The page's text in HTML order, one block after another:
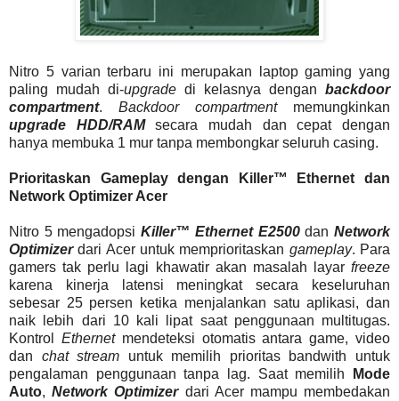
Nitro 5 varian terbaru ini merupakan laptop gaming yang
paling mudah di-upgrade di kelasnya dengan backdoor
compartment. Backdoor compartmentmemungkinkan
upgrade HDD/RAMsecara mudah dan cepat dengan
hanya membuka 1 mur tanpa membongkar seluruh casing.
Prioritaskan Gameplay dengan Killer™ Ethernet dan
Network Optimizer Acer
Nitro 5 mengadopsiKiller™ Ethernet E2500danNetwork
Optimizerdari Acer untuk memprioritaskan gameplay. Para
gamers tak perlu lagi khawatir akan masalah layar freeze
karena kinerja latensi meningkat secara keseluruhan
sebesar 25 persen ketika menjalankan satu aplikasi, dan
naik lebih dari 10 kali lipat saat penggunaan multitugas.
Kontrol Ethernet mendeteksi otomatis antara game, video
dan chat stream untuk memilih prioritas bandwith untuk
pengalaman penggunaan tanpa lag. Saat memilih
Mode
Auto,Network Optimizerdari Acer mampu membedakan